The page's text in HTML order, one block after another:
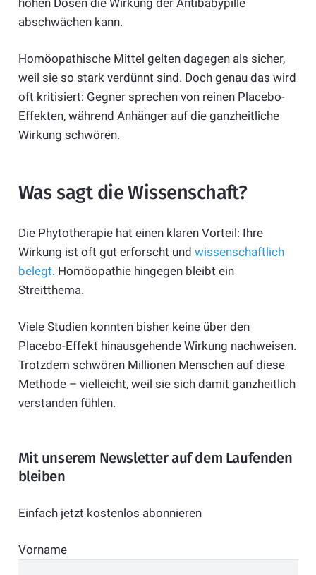
abschwächen kann.
Homöopathische Mittel gelten dagegen als sicher,
weil sie so stark verdünnt sind. Doch genau das wird
oft kritisiert: Gegner sprechen von reinen Placebo-
Effekten, während Anhänger auf die ganzheitliche
Wirkung schwören.
Was sagt die Wissenschaft?
Die Phytotherapie hat einen klaren Vorteil: Ihre
Wirkung ist oft gut erforscht und wissenschaftlich
belegt. Homöopathie hingegen bleibt ein
Streitthema.
Viele Studien konnten bisher keine über den
Placebo-Effekt hinausgehende Wirkung nachweisen.
Trotzdem schwören Millionen Menschen auf diese
Methode – vielleicht, weil sie sich damit ganzheitlich
verstanden fühlen.
Mit unserem Newsletter auf dem Laufenden
bleiben
Einfach jetzt kostenlos abonnieren
Vorname